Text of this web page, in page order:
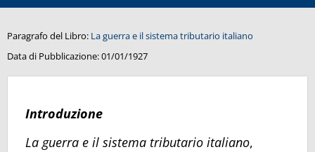
Paragrafo del Libro: La guerra e il sistema tributario italiano
Data di Pubblicazione:01/01/1927
Introduzione
La guerra e il sistema tributario italiano,